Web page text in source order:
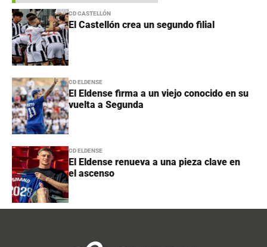
CD CASTELLÓN
El Castellón crea un segundo filial
CD ELDENSE
El Eldense firma a un viejo conocido en su
vuelta a Segunda
CD ELDENSE
El Eldense renueva a una pieza clave en
el ascenso